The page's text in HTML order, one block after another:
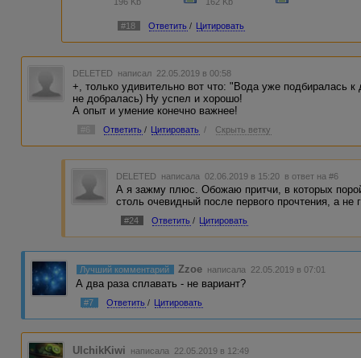
#18 Ответить / Цитировать
DELETED написал 22.05.2019 в 00:58
+, только удивительно вот что: "Вода уже подбиралась
не добралась) Ну успел и хорошо!
А опыт и умение конечно важнее!
Ответить / Цитировать / Скрыть ветку
DELETED написала 02.06.2019 в 15:20 в ответ на #6
А я зажму плюс. Обожаю притчи, в которых
столь очевидный после первого прочтения, а не
#24 Ответить / Цитировать
Лучший комментарий Zzoe написала 22.05.2019 в 07:01
А два раза сплавать - не вариант?
#7 Ответить / Цитировать
UlchikKiwi написала 22.05.2019 в 12:49